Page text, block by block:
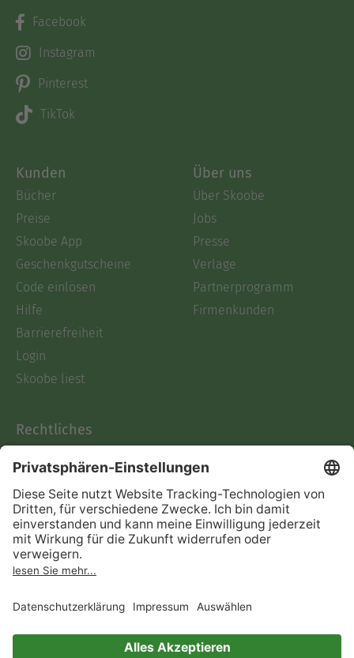
Facebook
Instagram
Pinterest
TikTok
Kunden
Bücher
Preise
Skoobe App
Geschenkgutscheine
Code einlösen
Hilfe
Barrierefreiheit
Login
Skoobe liest
Über uns
Über Skoobe
Jobs
Presse
Verlage
Partnerprogramm
Firmenkunden
Rechtliches
AGB
Informationen nach Data
Act
Verträge hier kündigen
Impressum